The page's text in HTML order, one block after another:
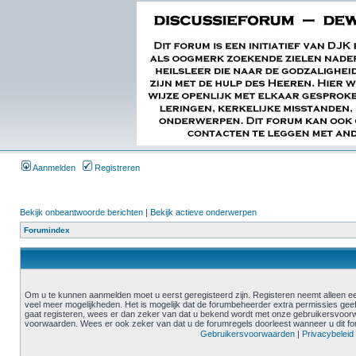
Aanmelden Registreren
Bekijk onbeantwoorde berichten | Bekijk actieve onderwerpen
Forumindex
Om u te kunnen aanmelden moet u eerst geregisteerd zijn. Registeren neemt alleen
veel meer mogelijkheden. Het is mogelijk dat de forumbeheerder extra permissies
gaat registeren, wees er dan zeker van dat u bekend wordt met onze
voorwaarden. Wees er ook zeker van dat u de forumregels doorleest wanneer u dit
Gebruikersvoorwaarden | Privacybeleid